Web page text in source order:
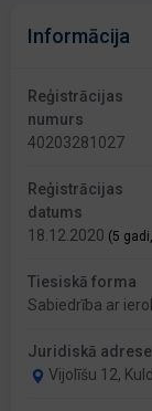
Informācija
Reģistrācijas
numurs
40203281027
Reģistrācijas
datums
18.12.2020 (5
Tiesiskā forma
Sabiedrība ar
Juridiskā adrese
Vijolīšu 12,